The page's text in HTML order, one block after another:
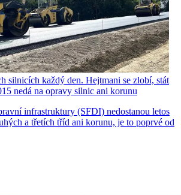
silnicích každý den. Hejtmani se zlobí, stát
nedá na opravy silnic ani korunu
infrastruktury (SFDI) nedostanou letos
a třetích tříd ani korunu, je to poprvé od